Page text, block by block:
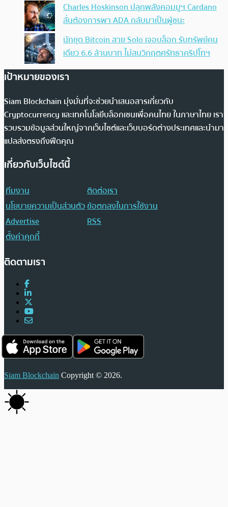
Charles Hoskinson ปลุกพลังคอมมูฯ Cardano
ลั่นต้องการพา ADA กลับมาเป็นผู้ชนะ
นักขุด Bitcoin สาย Solo เจอบล็อก รับทรัพย์คน
เดียว 6.6 ล้านบาท ไม่สนวิกฤตศรัทธาคริปโทฯ
เป้าหมายของเรา
Siam Blockchain มุ่งมั่นที่จะช่วยนำเสนอสารเกี่ยวกับ
Cryptocurrency และเทคโนโลยีบล็อกเชนเพื่อคนไทย ในภาษาไทย เรา
รวบรวมข้อมูลส่วนใหญ่จากเว็บไซต์และเว็บบอร์ดต่างประเทศและนำมา
แปลส่งตรงถึงฟีดคุณ
เกี่ยวกับเว็บไซต์นี้
ทีมงาน
ติดต่อเรา
นโยบายความเป็นส่วนตัวข้อตกลงในการใช้งาน
Advertise
RSS
ตั้งค่าคุกกี้
ติดตามเรา
Siam Blockchain Copyright © 2026.